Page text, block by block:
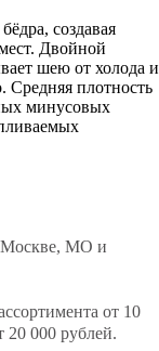
создавая
Двойной
шею от холода и
Средняя плотность
минусовых
Москве, МО и
от 10
20 000 рублей.